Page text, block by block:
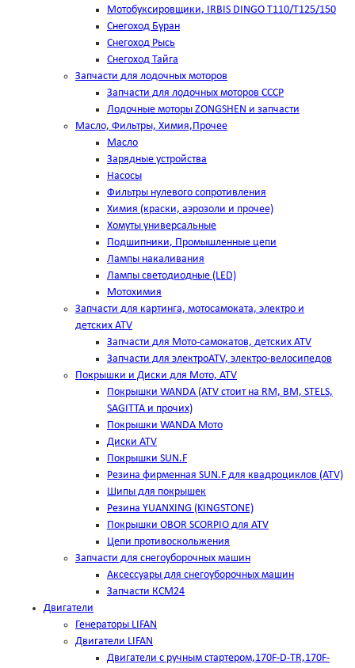
Мотобуксировщики, IRBIS DINGO Т110/Т125/150
Снегоход Буран
Снегоход Рысь
Снегоход Тайга
Запчасти для лодочных моторов
Запчасти для лодочных моторов СССР
Лодочные моторы ZONGSHEN и запчасти
Масло, Фильтры, Химия,Прочее
Масло
Зарядные устройства
Насосы
Фильтры нулевого сопротивления
Химия (краски, аэрозоли и прочее)
Хомуты универсальные
Подшипники, Промышленные цепи
Лампы накаливания
Лампы светодиодные (LED)
Мотохимия
Запчасти для картинга, мотосамоката, электро и
детских ATV
Запчасти для Мото-самокатов, детских ATV
Запчасти для электроATV, электро-велосипедов
Покрышки и Диски для Мото, ATV
Покрышки WANDA (АТV стоит на RM, BM, STELS,
SAGITTA и прочих)
Покрышки WANDA Мото
Диски ATV
Покрышки SUN.F
Резина фирменная SUN.F для квадроциклов (АТV)
Шипы для покрышек
Резина YUANXING (KINGSTONE)
Покрышки OBOR SCORPIO для ATV
Цепи противоскольжения
Запчасти для снегоуборочных машин
Аксессуары для снегоуборочных машин
Запчасти КСМ24
Двигатели
Генераторы LIFAN
Двигатели LIFAN
Двигатели с ручным стартером,170F-D-TR,170F-